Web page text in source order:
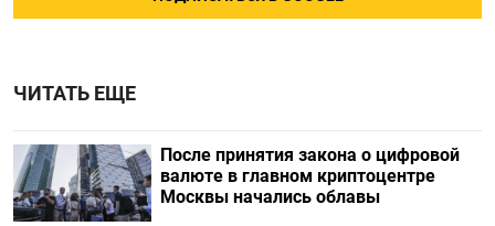
ЧИТАТЬ ЕЩЕ
После принятия закона о цифровой
валюте в главном криптоцентре
Москвы начались облавы